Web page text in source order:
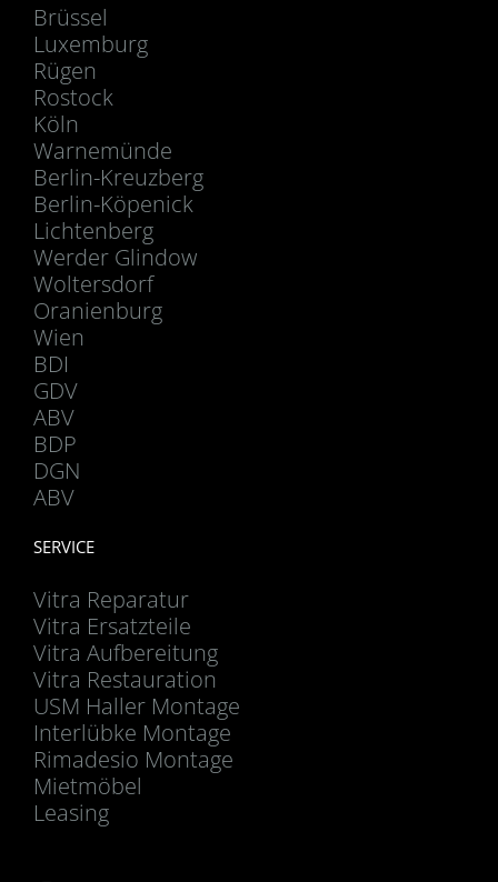
Brüssel
Luxemburg
Rügen
Rostock
Köln
Warnemünde
Berlin-Kreuzberg
Berlin-Köpenick
Lichtenberg
Werder Glindow
Woltersdorf
Oranienburg
Wien
BDI
GDV
ABV
BDP
DGN
ABV
SERVICE
Vitra Reparatur
Vitra Ersatzteile
Vitra Aufbereitung
Vitra Restauration
USM Haller Montage
Interlübke Montage
Rimadesio Montage
Mietmöbel
Leasing